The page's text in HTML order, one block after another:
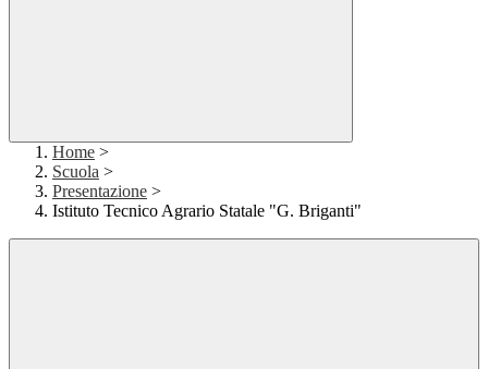
Home >
Scuola >
Presentazione >
Istituto Tecnico Agrario Statale "G. Briganti"